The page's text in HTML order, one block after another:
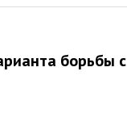
борьбы с